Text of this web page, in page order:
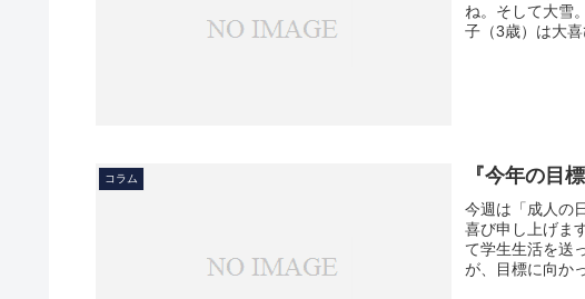
ね。そして大雪
子（3歳）は大
コラム 『今年の目
今週は「成人の
喜び申し上げま
て学生生活を送
が、目標に向か